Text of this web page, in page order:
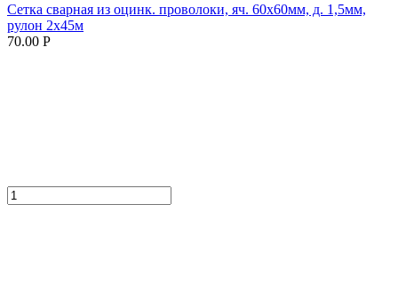
Сетка сварная из оцинк. проволоки, яч. 60х60мм, д. 1,5мм,
рулон 2х45м
70.00 Р